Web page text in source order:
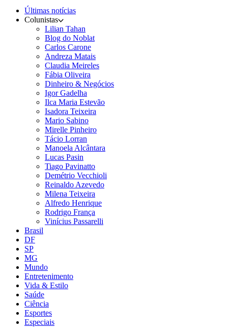
Últimas notícias
Colunistas
Lilian Tahan
Blog do Noblat
Carlos Carone
Andreza Matais
Claudia Meireles
Fábia Oliveira
Dinheiro & Negócios
Igor Gadelha
Ilca Maria Estevão
Isadora Teixeira
Mario Sabino
Mirelle Pinheiro
Tácio Lorran
Manoela Alcântara
Lucas Pasin
Tiago Pavinatto
Demétrio Vecchioli
Reinaldo Azevedo
Milena Teixeira
Alfredo Henrique
Rodrigo França
Vinícius Passarelli
Brasil
DF
SP
MG
Mundo
Entretenimento
Vida & Estilo
Saúde
Ciência
Esportes
Especiais